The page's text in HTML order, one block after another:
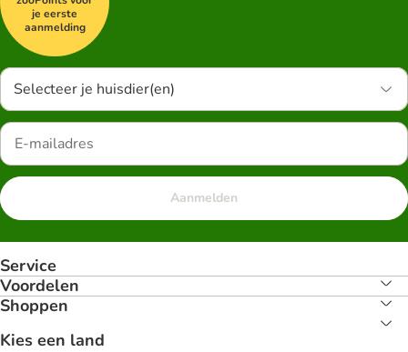
je eerste
aanmelding
Selecteer je huisdier(en)
Aanmelden
Service
Voordelen
Shoppen
Kies een land